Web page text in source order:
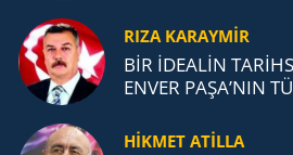
RIZA KARAYMIR
BİR İDEALİN
ENVER PAŞA’NIN
TEŞKİLATI’NA
HİKMET ATİLLA